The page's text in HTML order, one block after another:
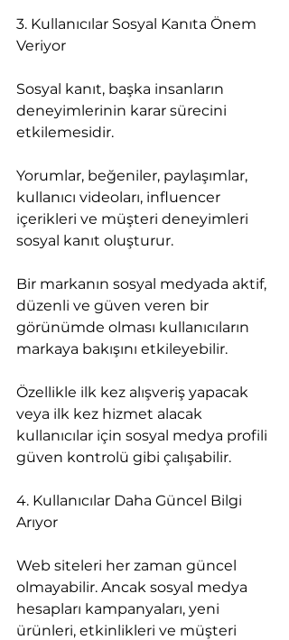
3. Kullanıcılar Sosyal Kanıta Önem
Veriyor
Sosyal kanıt, başka insanların
deneyimlerinin karar sürecini
etkilemesidir.
Yorumlar, beğeniler, paylaşımlar,
kullanıcı videoları, influencer
içerikleri ve müşteri deneyimleri
sosyal kanıt oluşturur.
Bir markanın sosyal medyada aktif,
düzenli ve güven veren bir
görünümde olması kullanıcıların
markaya bakışını etkileyebilir.
Özellikle ilk kez alışveriş yapacak
veya ilk kez hizmet alacak
kullanıcılar için sosyal medya profili
güven kontrolü gibi çalışabilir.
4. Kullanıcılar Daha Güncel Bilgi
Arıyor
Web siteleri her zaman güncel
olmayabilir. Ancak sosyal medya
hesapları kampanyaları, yeni
ürünleri, etkinlikleri ve müşteri